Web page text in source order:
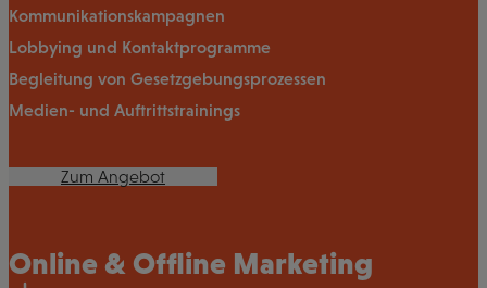
Kommunikationskampagnen
Lobbying und Kontaktprogramme
Begleitung von Gesetzgebungsprozessen
Medien- und Auftrittstrainings
Zum Angebot
Online & Offline Marketing